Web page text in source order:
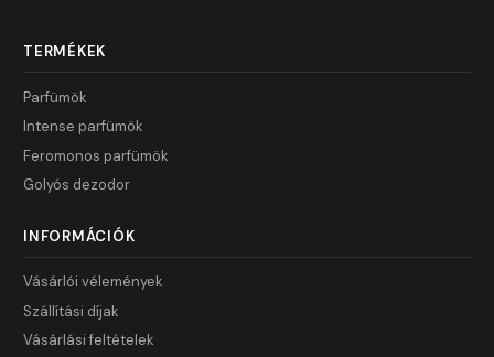
TERMÉKEK
Parfümök
Intense parfümök
Feromonos parfümök
Golyós dezodor
INFORMÁCIÓK
Vásárlói vélemények
Szállítási díjak
Vásárlási feltételek